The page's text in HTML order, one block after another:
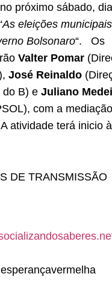
próximo sábado,
As eleições
Bolsonaro“. Os
Valter Pomar
José Reinaldo
do B) e Juliano
com a
A atividade terá inicio
DE TRANSMISSÃO